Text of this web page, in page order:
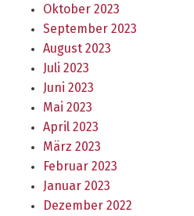
Oktober 2023
September 2023
August 2023
Juli 2023
Juni 2023
Mai 2023
April 2023
März 2023
Februar 2023
Januar 2023
Dezember 2022